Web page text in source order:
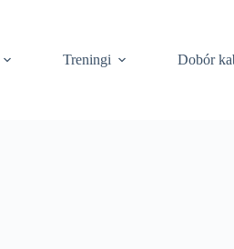
Treningi Dobór